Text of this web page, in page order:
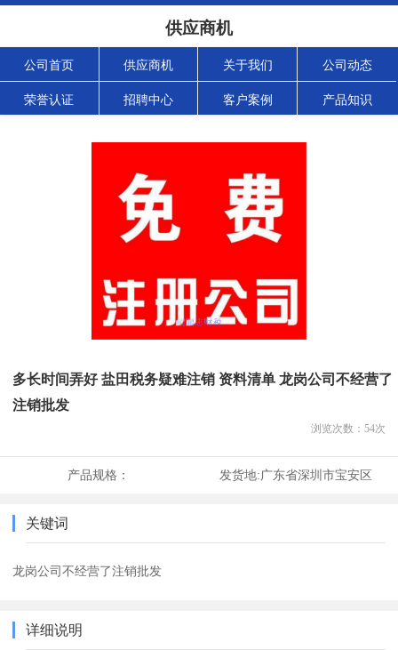
供应商机
公司首页 供应商机 关于我们 公司动态
荣誉认证 招聘中心 客户案例 产品知识
多长时间弄好 盐田税务疑难注销 资料清单 龙岗公司不经营了
注销批发
浏览次数： 54次
产品规格： 发货地:广东省深圳市宝安区
关键词
龙岗公司不经营了注销批发
详细说明